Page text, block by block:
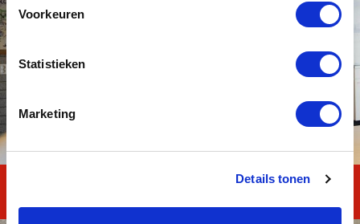
Voorkeuren
Statistieken
Marketing
Details tonen